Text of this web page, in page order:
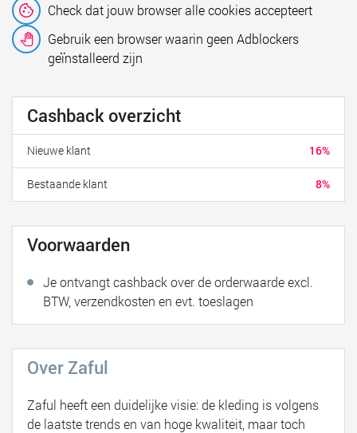
Check dat jouw browser alle cookies accepteert
Gebruik een browser waarin geen Adblockers
geïnstalleerd zijn
Cashback overzicht
16%
Nieuwe klant
8%
Bestaande klant
Voorwaarden
Je ontvangt cashback over de orderwaarde excl.
BTW, verzendkosten en evt. toeslagen
Over Zaful
Zaful heeft een duidelijke visie: de kleding is volgens
de laatste trends en van hoge kwaliteit, maar toch